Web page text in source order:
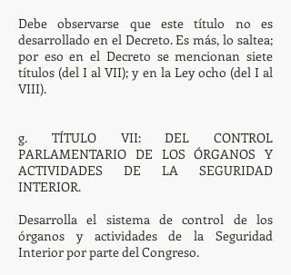
Debe observarse que este título no es
desarrollado en el Decreto. Es más, lo saltea;
por eso en el Decreto se mencionan siete
títulos (del I al VII); y en la Ley ocho (del I al
VIII).
g. TÍTULO VII: DEL CONTROL
PARLAMENTARIO DE LOS ÓRGANOS Y
ACTIVIDADES DE LA SEGURIDAD
INTERIOR.
Desarrolla el sistema de control de los
órganos y actividades de la Seguridad
Interior por parte del Congreso.